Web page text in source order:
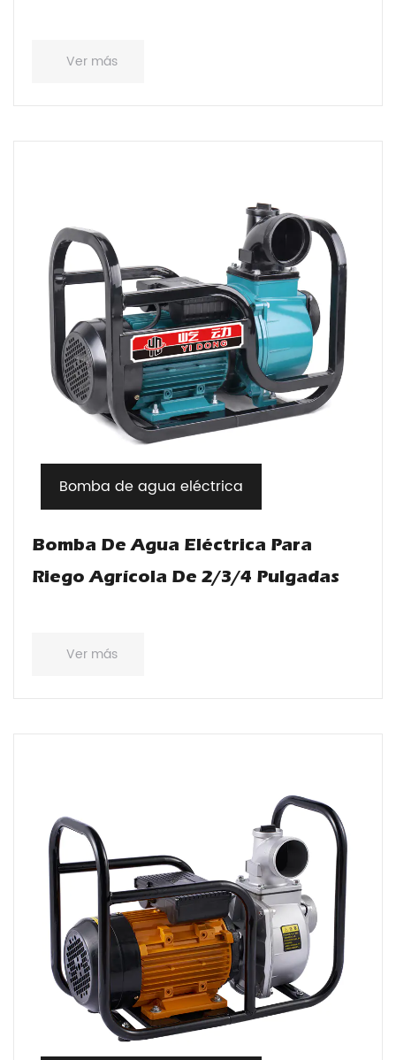
Ver más
Bomba de agua eléctrica
Bomba De Agua Eléctrica Para
Riego Agrícola De 2/3/4 Pulgadas
Ver más